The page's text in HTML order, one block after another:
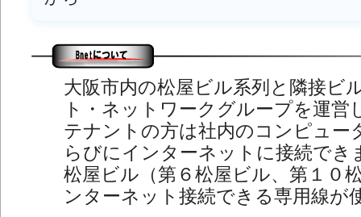
大阪市内の松屋ビル系列と隣接ビ
ト・ネットワークグループを運営
テナントの方は社内のコンピュ
らびにインターネットに接続でき
松屋ビル（第６松屋ビル、第１０
ンターネット接続できる専用線が